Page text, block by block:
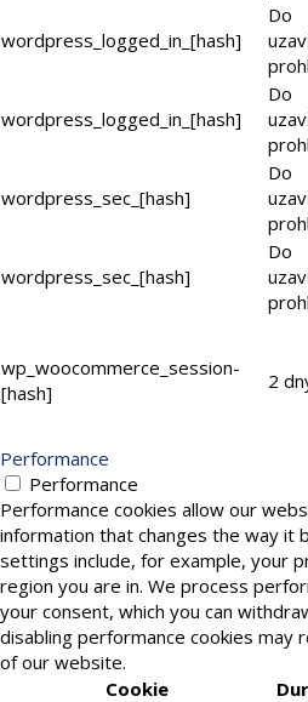
wordpress_logged_in_[hash]
Do
wordpress_logged_in_[hash]
Do
wordpress_sec_[hash]
Do
wordpress_sec_[hash]
Do
wp_woocommerce_session-
[hash]
2
Performance
Performance
Performance cookies allow our
information that changes the way it
settings include, for example, your
region you are in. We process
your consent, which you can
disabling performance cookies may
of our website.
Cookie